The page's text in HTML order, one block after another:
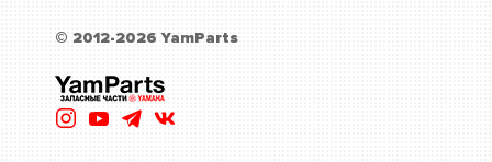
© 2012-2026 YamParts